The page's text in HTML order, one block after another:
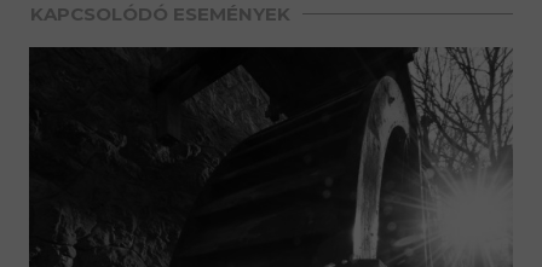
KAPCSOLÓDÓ ESEMÉNYEK